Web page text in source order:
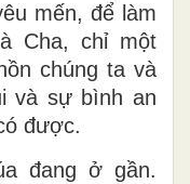
mến, để làm
Cha, chỉ một
chúng ta và
và sự bình an
được.
đang ở gần.